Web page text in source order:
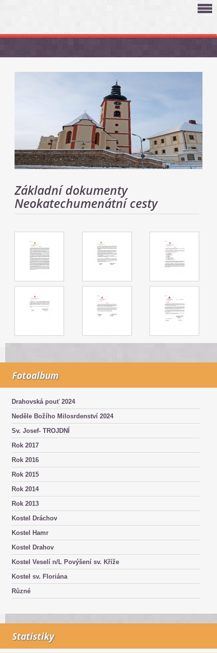
Základní dokumenty
Neokatechumenátní cesty
Fotoalbum
Drahovská pouť 2024
Neděle Božího Milosrdenství 2024
Sv. Josef- TROJDNÍ
Rok 2017
Rok 2016
Rok 2015
Rok 2014
Rok 2013
Kostel Dráchov
Kostel Hamr
Kostel Drahov
Kostel Veselí n/L Povýšení sv. Kříže
Kostel sv. Floriána
Různé
Statistiky